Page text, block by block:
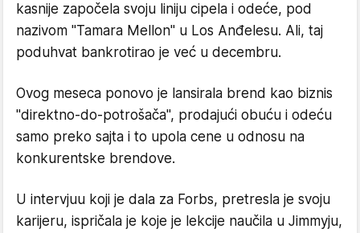
kasnije započela svoju liniju cipela i odeće, pod
nazivom "Tamara Mellon" u Los Anđelesu. Ali, taj
poduhvat bankrotirao je već u decembru.
Ovog meseca ponovo je lansirala brend kao biznis
"direktno-do-potrošača", prodajući obuću i odeću
samo preko sajta i to upola cene u odnosu na
konkurentske brendove.
U intervjuu koji je dala za Forbs, pretresla je svoju
karijeru, ispričala je koje je lekcije naučila u Jimmyju,